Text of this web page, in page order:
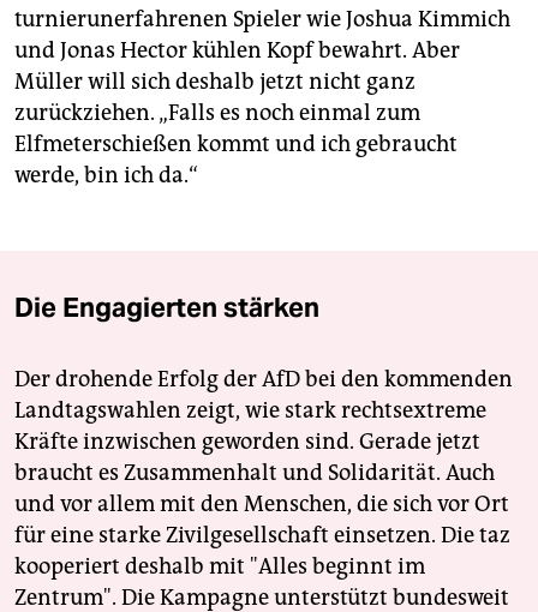
turnieruner­fahrenen Spieler wie Joshua Kimmich
und Jonas Hector kühlen Kopf bewahrt. Aber
Müller will sich deshalb jetzt nicht ganz
zurückziehen. „Falls es noch einmal zum
Elfmeterschießen kommt und ich gebraucht
werde, bin ich da.“
Die Engagierten stärken
Der drohende Erfolg der AfD bei den kommenden
Landtagswahlen zeigt, wie stark rechtsextreme
Kräfte inzwischen geworden sind. Gerade jetzt
braucht es Zusammenhalt und Solidarität. Auch
und vor allem mit den Menschen, die sich vor Ort
für eine starke Zivilgesellschaft einsetzen. Die taz
kooperiert deshalb mit "Alles beginnt im
Zentrum". Die Kampagne unterstützt bundesweit